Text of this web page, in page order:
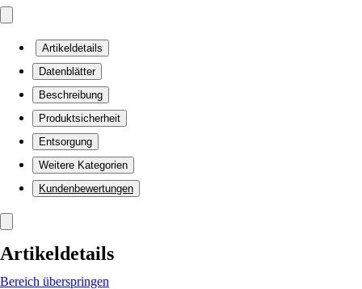
Artikeldetails
Datenblätter
Beschreibung
Produktsicherheit
Entsorgung
Weitere Kategorien
Kundenbewertungen
Artikeldetails
Bereich überspringen